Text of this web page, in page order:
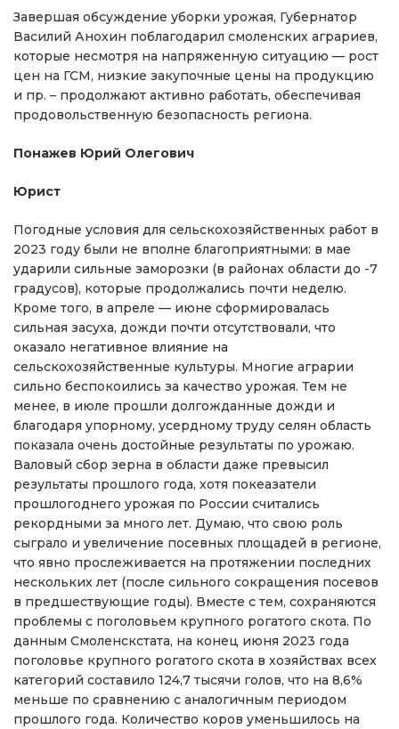
Завершая обсуждение уборки урожая, Губернатор
Василий Анохин поблагодарил смоленских аграриев,
которые несмотря на напряженную ситуацию — рост
цен на ГСМ, низкие закупочные цены на продукцию
и пр. – продолжают активно работать, обеспечивая
продовольственную безопасность региона.
Понажев Юрий Олегович
Юрист
Погодные условия для сельскохозяйственных работ в
2023 году были не вполне благоприятными: в мае
ударили сильные заморозки (в районах области до -7
градусов), которые продолжались почти неделю.
Кроме того, в апреле — июне сформировалась
сильная засуха, дожди почти отсутствовали, что
оказало негативное влияние на
сельскохозяйственные культуры. Многие аграрии
сильно беспокоились за качество урожая. Тем не
менее, в июле прошли долгожданные дожди и
благодаря упорному, усердному труду селян область
показала очень достойные результаты по урожаю.
Валовый сбор зерна в области даже превысил
результаты прошлого года, хотя покеазатели
прошлогоднего урожая по России считались
рекордными за много лет. Думаю, что свою роль
сыграло и увеличение посевных площадей в регионе,
что явно прослеживается на протяжении последних
нескольких лет (после сильного сокращения посевов
в предшествующие годы). Вместе с тем, сохраняются
проблемы с поголовьем крупного рогатого скота. По
данным Смоленскстата, на конец июня 2023 года
поголовье крупного рогатого скота в хозяйствах всех
категорий составило 124,7 тысячи голов, что на 8,6%
меньше по сравнению с аналогичным периодом
прошлого года. Количество коров уменьшилось на